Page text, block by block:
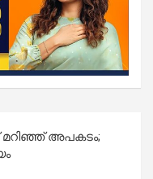
അപകടം;